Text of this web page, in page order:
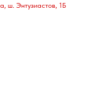
ш. Энтузиастов, 1Б